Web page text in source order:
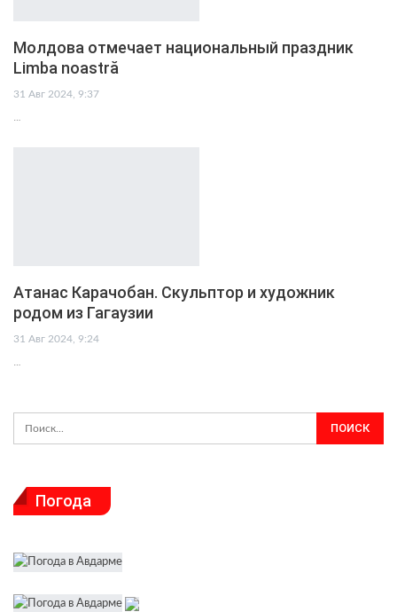
Молдова отмечает национальный праздник
Limba noastră
31 Авг 2024, 9:37
…
Атанас Карачобан. Скульптор и художник
родом из Гагаузии
31 Авг 2024, 9:24
…
Погода